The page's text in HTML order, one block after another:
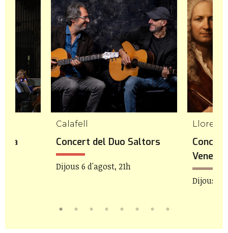
Calafell
Concert del Duo Saltors
Dijous 6 d'agost, 21h
Lloret
Venezia
Dijous 6